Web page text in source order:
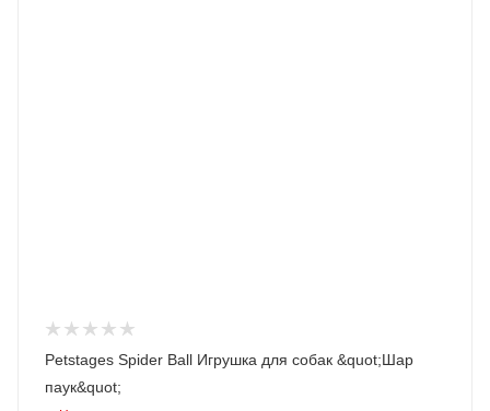
Petstages Spider Ball Игрушка для собак &quot;Шар
паук&quot;